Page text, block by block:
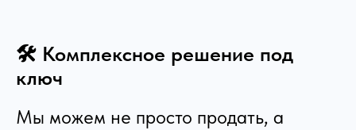
🛠️ Комплексное решение под
ключ
Мы можем не просто продать, а